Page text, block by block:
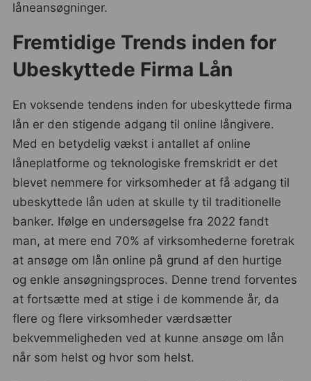
låneansøgninger.
Fremtidige Trends inden for
Ubeskyttede Firma Lån
En voksende tendens inden for ubeskyttede firma
lån er den stigende adgang til online långivere.
Med en betydelig vækst i antallet af online
låneplatforme og teknologiske fremskridt er det
blevet nemmere for virksomheder at få adgang til
ubeskyttede lån uden at skulle ty til traditionelle
banker. Ifølge en undersøgelse fra 2022 fandt
man, at mere end 70% af virksomhederne foretrak
at ansøge om lån online på grund af den hurtige
og enkle ansøgningsproces. Denne trend forventes
at fortsætte med at stige i de kommende år, da
flere og flere virksomheder værdsætter
bekvemmeligheden ved at kunne ansøge om lån
når som helst og hvor som helst.